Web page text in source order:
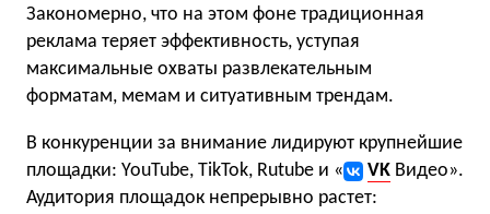
Закономерно, что на этом фоне традиционная
реклама теряет эффективность, уступая
максимальные охваты развлекательным
форматам, мемам и ситуативным трендам.
В конкуренции за внимание лидируют крупнейшие
площадки: YouTube, TikTok, Rutube и «
VK Видео».
Аудитория площадок непрерывно растет: